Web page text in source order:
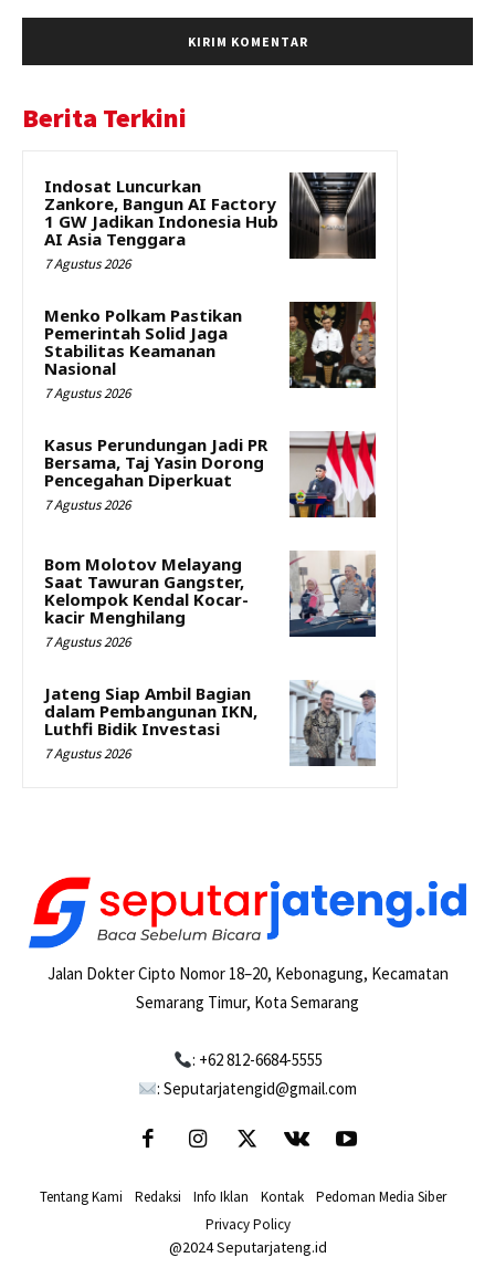
Berita Terkini
Indosat Luncurkan
Zankore, Bangun AI Factory
1 GW Jadikan Indonesia Hub
AI Asia Tenggara
7 Agustus 2026
Menko Polkam Pastikan
Pemerintah Solid Jaga
Stabilitas Keamanan
Nasional
7 Agustus 2026
Kasus Perundungan Jadi PR
Bersama, Taj Yasin Dorong
Pencegahan Diperkuat
7 Agustus 2026
Bom Molotov Melayang
Saat Tawuran Gangster,
Kelompok Kendal Kocar-
kacir Menghilang
7 Agustus 2026
Jateng Siap Ambil Bagian
dalam Pembangunan IKN,
Luthfi Bidik Investasi
7 Agustus 2026
Jalan Dokter Cipto Nomor 18–20, Kebonagung, Kecamatan
Semarang Timur, Kota Semarang
: +62 812-6684-5555
: Seputarjatengid@gmail.com
Tentang Kami Redaksi Info Iklan Kontak Pedoman Media Siber
Privacy Policy
@2024 Seputarjateng.id